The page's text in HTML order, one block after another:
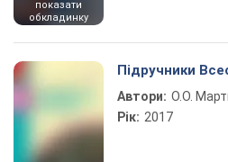
показати
обкладинку
Підручники
Автори: О.О.
Рік: 2017